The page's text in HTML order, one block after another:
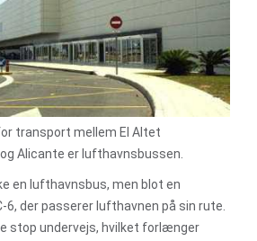
transport mellem El Altet
Alicante er lufthavnsbussen.
en lufthavnsbus, men blot en
6, der passerer lufthavnen på sin rute.
stop undervejs, hvilket forlænger